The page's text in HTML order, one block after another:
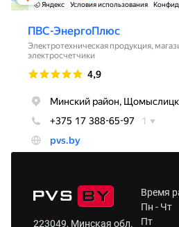
223049, Минская обл.
Время
Пн - Чт
Пт